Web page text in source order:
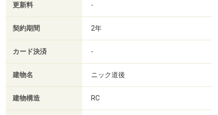
更新料 -
契約期間 2年
カード決済 -
建物名 ニック道後
建物構造 RC